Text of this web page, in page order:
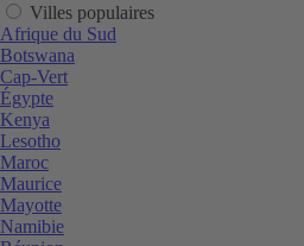
Villes populaires
Afrique du Sud
Botswana
Cap-Vert
Égypte
Kenya
Lesotho
Maroc
Maurice
Mayotte
Namibie